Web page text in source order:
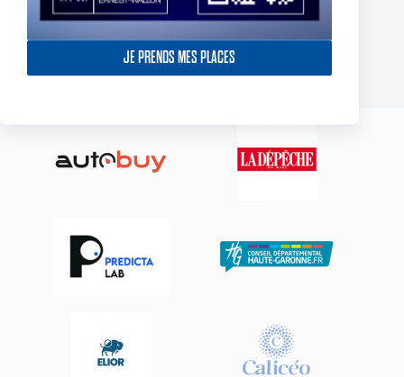
JE PRENDS MES PLACES
York Knights – Toulouse Olympique – Dans la douleur le TO
décroche son premier succès de 2025